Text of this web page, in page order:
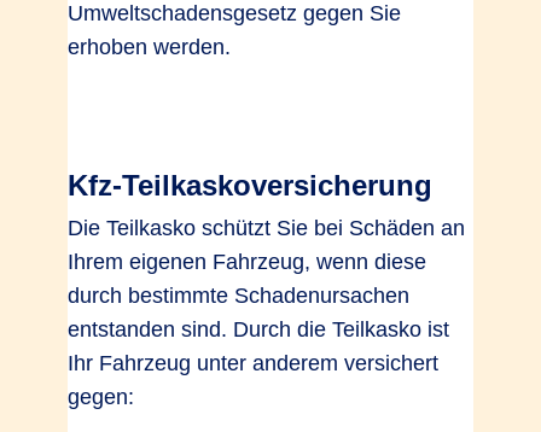
Umweltschadensgesetz gegen Sie
erhoben werden.
Kfz-Teilkaskoversicherung
Die Teilkasko schützt Sie bei Schäden an
Ihrem eigenen Fahrzeug, wenn diese
durch bestimmte Schadenursachen
entstanden sind. Durch die Teilkasko ist
Ihr Fahrzeug unter anderem versichert
gegen: